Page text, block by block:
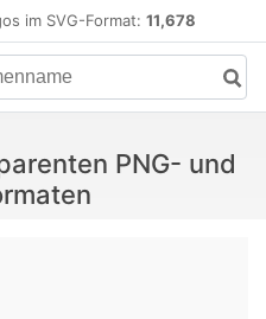
im SVG-Format: 11,678
PNG- und